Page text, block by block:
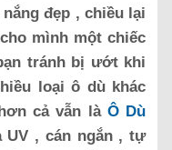
đẹp , chiều lại
mình một chiếc
tránh bị ướt khi
loại ô dù khác
cả vẫn là Ô Dù
UV , cán ngắn , tự